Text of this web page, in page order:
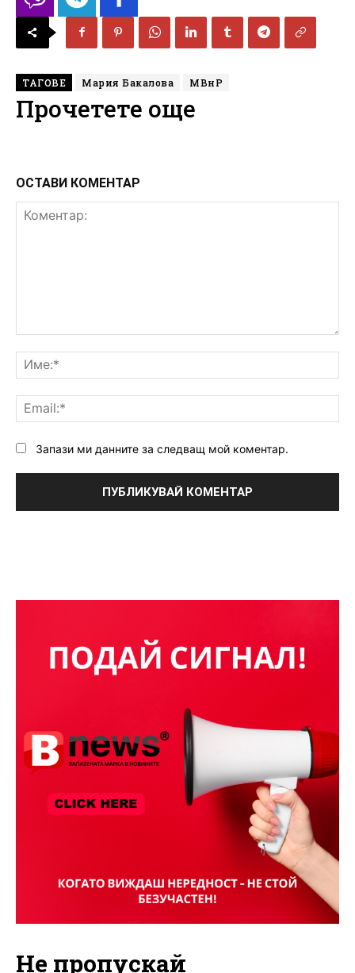
ТАГОВЕ Мария Бакалова МВнР
Прочетете още
ОСТАВИ КОМЕНТАР
Запази ми данните за следващ мой коментар.
Не пропускай